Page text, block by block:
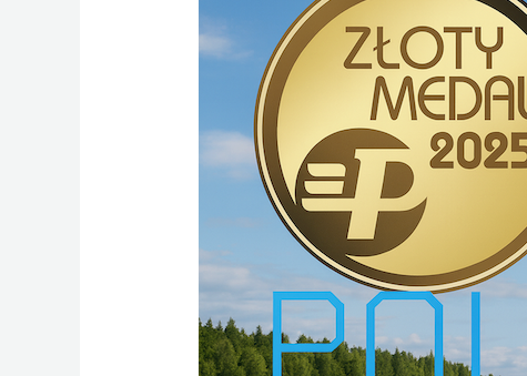
dla
Agrex-
POLECO